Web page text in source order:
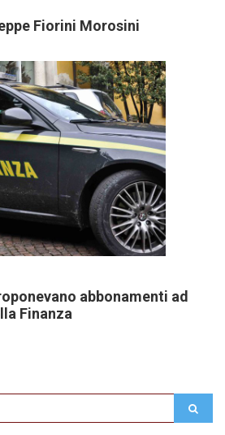
Fiorini Morosini
abbonamenti ad
Finanza